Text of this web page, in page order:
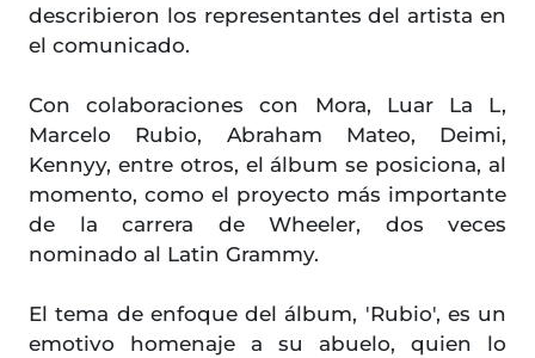
describieron los representantes del artista en
el comunicado.
Con colaboraciones con Mora, Luar La L,
Marcelo Rubio, Abraham Mateo, Deimi,
Kennyy, entre otros, el álbum se posiciona, al
momento, como el proyecto más importante
de la carrera de Wheeler, dos veces
nominado al Latin Grammy.
El tema de enfoque del álbum, 'Rubio', es un
emotivo homenaje a su abuelo, quien lo